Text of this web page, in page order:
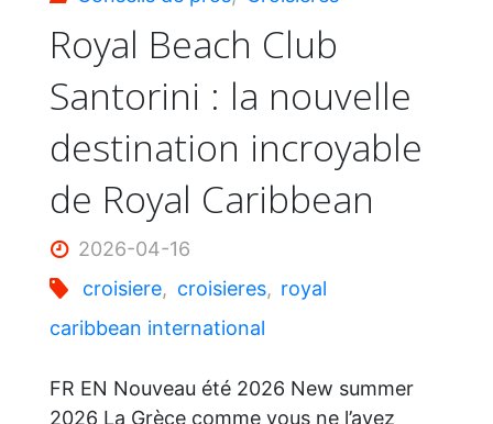
Royal Beach Club
Santorini : la nouvelle
destination incroyable
de Royal Caribbean
2026-04-16
croisiere, croisieres, royal
caribbean international
FR EN Nouveau été 2026 New summer
2026 La Grèce comme vous ne l’avez